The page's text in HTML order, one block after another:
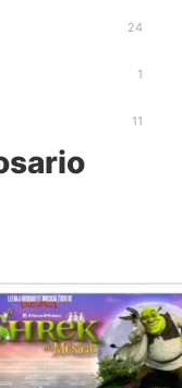
24
1
11